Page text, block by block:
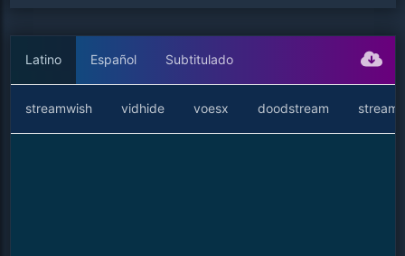
Latino Español Subtitulado
streamwish vidhide voesx doodstream